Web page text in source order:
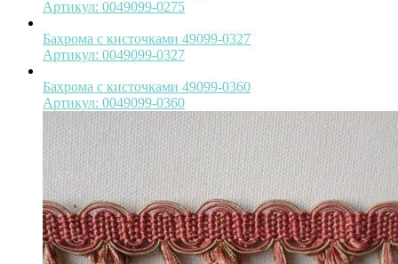
Артикул: 0049099-0275
Бахрома с кисточками 49099-0327
Артикул: 0049099-0327
Бахрома с кисточками 49099-0360
Артикул: 0049099-0360